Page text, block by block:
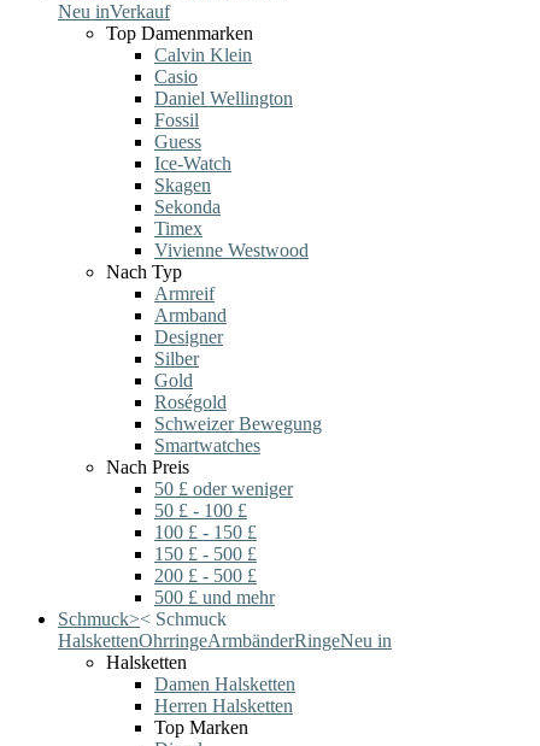
Neu inVerkauf
Top Damenmarken
Calvin Klein
Casio
Daniel Wellington
Fossil
Guess
Ice-Watch
Skagen
Sekonda
Timex
Vivienne Westwood
Nach Typ
Armreif
Armband
Designer
Silber
Gold
Roségold
Schweizer Bewegung
Smartwatches
Nach Preis
50 £ oder weniger
50 £ - 100 £
100 £ - 150 £
150 £ - 500 £
200 £ - 500 £
500 £ und mehr
Schmuck>< Schmuck
HalskettenOhrringeArmbänderRingeNeu in
Halsketten
Damen Halsketten
Herren Halsketten
Top Marken